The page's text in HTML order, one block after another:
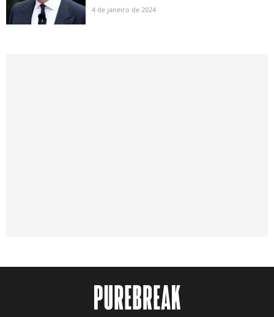
4 de janeiro de 2024